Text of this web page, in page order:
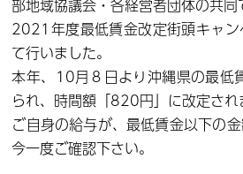
部地域協議会・各経営者団体の共同
2021年度最低賃金改定街頭キャ
て行いました。
本年、10月８日より沖縄県の最低
られ、時間額「820円」に改定され
ご自身の給与が、最低賃金以下の金
今一度ご確認下さい。